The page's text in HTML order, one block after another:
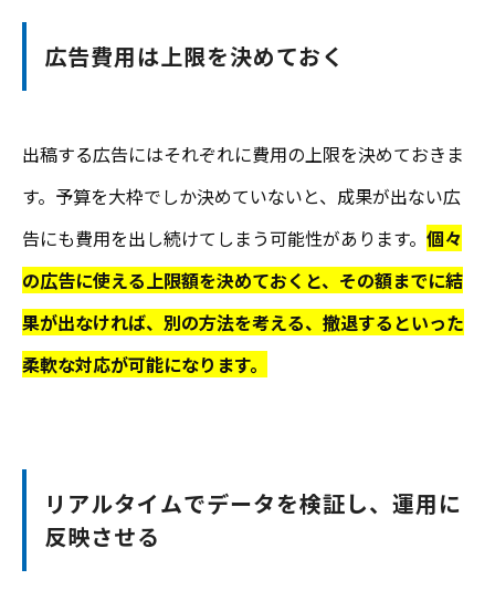
広告費用は上限を決めておく
出稿する広告にはそれぞれに費用の上限を決めておきま
す。予算を大枠でしか決めていないと、成果が出ない広
告にも費用を出し続けてしまう可能性があります。 個々
の広告に使える上限額を決めておくと、その額までに結
果が出なければ、別の方法を考える、撤退するといった
柔軟な対応が可能になります。
リアルタイムでデータを検証し、運用に
反映させる